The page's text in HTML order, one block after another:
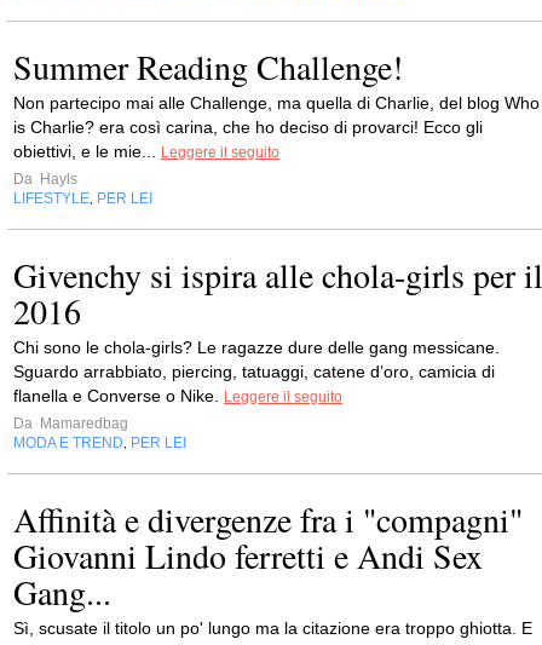
Summer Reading Challenge!
Non partecipo mai alle Challenge, ma quella di Charlie, del blog Who
is Charlie? era così carina, che ho deciso di provarci! Ecco gli
obiettivi, e le mie...
Leggere il seguito
Da Hayls
LIFESTYLE PER LEI
Givenchy si ispira alle chola-girls per il
2016
Chi sono le chola-girls? Le ragazze dure delle gang messicane.
Sguardo arrabbiato, piercing, tatuaggi, catene d’oro, camicia di
flanella e Converse o Nike.
Leggere il seguito
Da Mamaredbag
MODA E TREND
PER LEI
Affinità e divergenze fra i "compagni"
Giovanni Lindo ferretti e Andi Sex
Gang...
Sì, scusate il titolo un po' lungo ma la citazione era troppo ghiotta. E